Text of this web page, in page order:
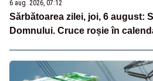
6 aug. 2026, 07:12
Sărbătoarea zilei, joi, 6 august:
Domnului. Cruce roșie în